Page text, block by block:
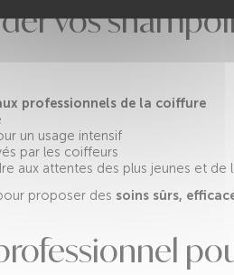
vos
professionnels de la coiffure
un usage intensif
par les coiffeurs
aux attentes des plus jeunes et de
proposer des soins sûrs,